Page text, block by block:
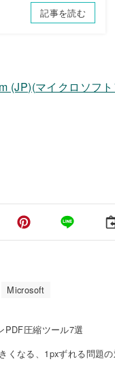
記事を読む
Microsoft
PDF圧縮ツール7選
くなる、1pxずれる問題